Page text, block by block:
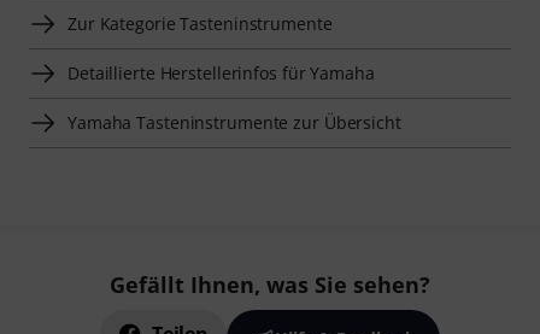
Zur Kategorie Tasteninstrumente
Detaillierte Herstellerinfos für Yamaha
Yamaha Tasteninstrumente zur Übersicht
Gefällt Ihnen, was Sie sehen?